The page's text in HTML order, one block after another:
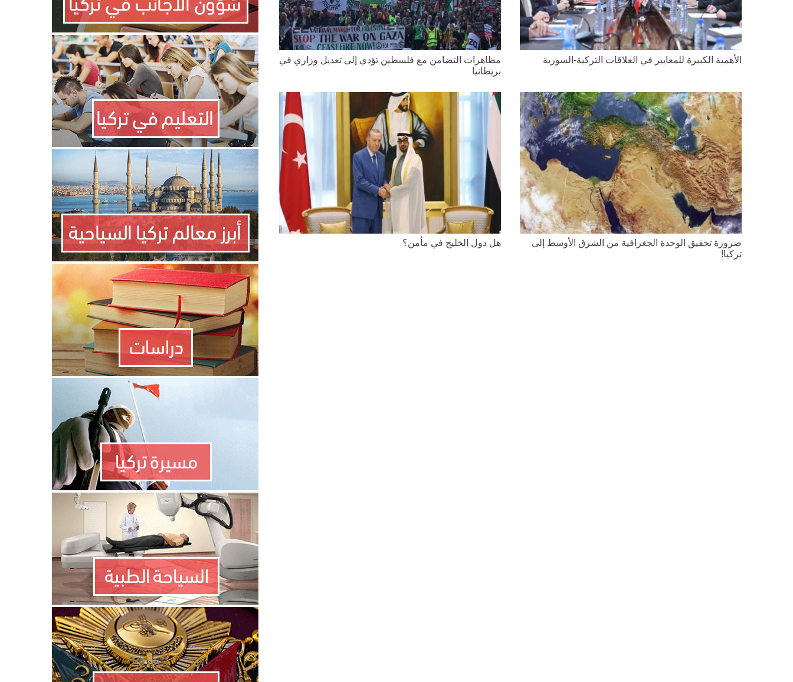
الأهمية الكبيرة للمعايير في العلاقات التركية-السورية
مظاهرات التضامن مع فلسطين تؤدي إلى تعديل وزاري في
بريطانيا
ضرورة تحقيق الوحدة الجغرافية من الشرق الأوسط إلى
تركيا!
هل دول الخليج في مأمن؟